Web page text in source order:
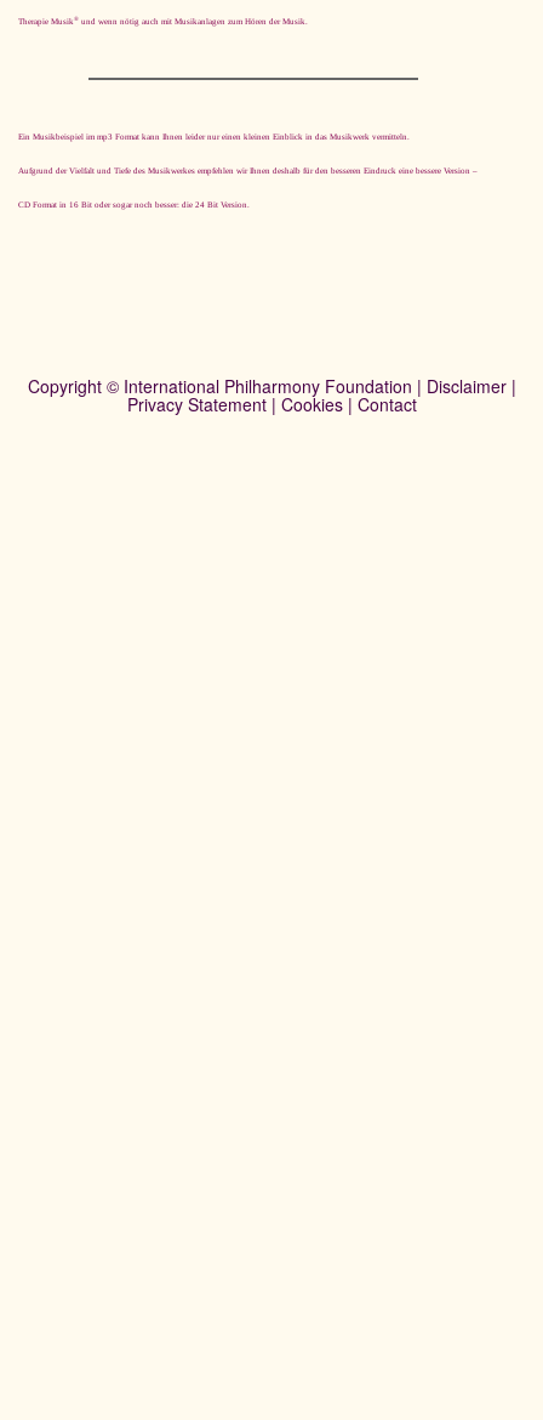
Therapie Musik® und wenn nötig auch mit Musikanlagen zum Hören der Musik.
Ein Musikbeispiel im mp3 Format kann Ihnen leider nur einen kleinen Einblick in das Musikwerk vermitteln.
Aufgrund der Vielfalt und Tiefe des Musikwerkes empfehlen wir Ihnen deshalb für den besseren Eindruck eine bessere Version –
CD Format in 16 Bit oder sogar noch besser: die 24 Bit Version.
Copyright © International Philharmony Foundation | Disclaimer|
Privacy Statement| Cookies| Contact